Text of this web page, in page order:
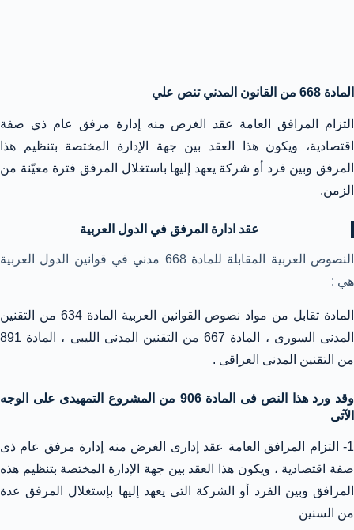
المادة 668 من القانون المدني تنص علي
التزام المرافق العامة عقد الغرض منه إدارة مرفق عام ذي صفة
اقتصادية، ويكون هذا العقد بين جهة الإدارة المختصة بتنظيم هذا
المرفق وبين فرد أو شركة يعهد إليها باستغلال المرفق فترة معيّنة من
الزمن.
عقد ادارة المرفق في الدول العربية
النصوص العربية المقابلة للمادة 668 مدني في قوانين الدول العربية
هي :
المادة تقابل من مواد نصوص القوانين العربية المادة 634 من التقنين
المدنى السورى ، المادة 667 من التقنين المدنى الليبى ، المادة 891
من التقنين المدنى العراقى .
وقد ورد هذا النص فى المادة 906 من المشروع التمهيدى على الوجه
الآتى
1- التزام المرافق العامة عقد إدارى الغرض منه إدارة مرفق عام ذى
صفة اقتصادية ، ويكون هذا العقد بين جهة الإدارة المختصة بتنظيم هذه
المرافق وبين الفرد أو الشركة التى يعهد إليها بإستغلال المرفق عدة
من السنين